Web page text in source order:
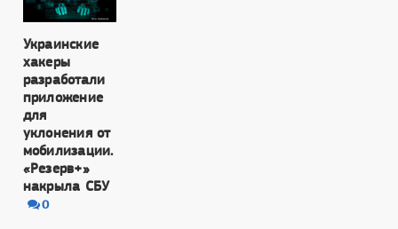
Украинские
хакеры
разработали
приложение
для
уклонения от
мобилизации.
«Резерв+»
накрыла СБУ
0